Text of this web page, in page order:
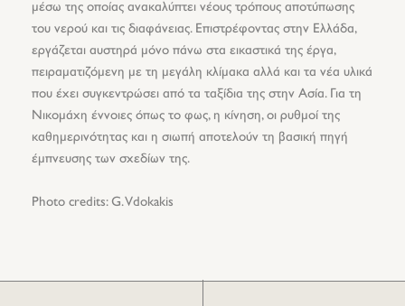
μέσω της οποίας ανακαλύπτει νέους τρόπους αποτύπωσης
του νερού και τις διαφάνειας. Επιστρέφοντας στην Ελλάδα,
εργάζεται αυστηρά μόνο πάνω στα εικαστικά της έργα,
πειραματιζόμενη με τη μεγάλη κλίμακα αλλά και τα νέα υλικά
που έχει συγκεντρώσει από τα ταξίδια της στην Ασία. Για τη
Νικομάχη έννοιες όπως το φως, η κίνηση, οι ρυθμοί της
καθημερινότητας και η σιωπή αποτελούν τη βασική πηγή
έμπνευσης των σχεδίων της.
Photo credits: G. Vdokakis